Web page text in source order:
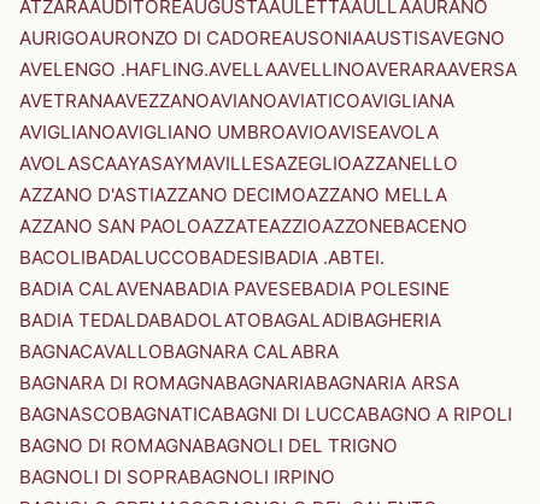
ATZARAAUDITOREAUGUSTAAULETTAAULLAAURANO
AURIGOAURONZO DI CADOREAUSONIAAUSTISAVEGNO
AVELENGO .HAFLING.AVELLAAVELLINOAVERARAAVERSA
AVETRANAAVEZZANOAVIANOAVIATICOAVIGLIANA
AVIGLIANOAVIGLIANO UMBROAVIOAVISEAVOLA
AVOLASCAAYASAYMAVILLESAZEGLIOAZZANELLO
AZZANO D'ASTIAZZANO DECIMOAZZANO MELLA
AZZANO SAN PAOLOAZZATEAZZIOAZZONEBACENO
BACOLIBADALUCCOBADESIBADIA .ABTEI.
BADIA CALAVENABADIA PAVESEBADIA POLESINE
BADIA TEDALDABADOLATOBAGALADIBAGHERIA
BAGNACAVALLOBAGNARA CALABRA
BAGNARA DI ROMAGNABAGNARIABAGNARIA ARSA
BAGNASCOBAGNATICABAGNI DI LUCCABAGNO A RIPOLI
BAGNO DI ROMAGNABAGNOLI DEL TRIGNO
BAGNOLI DI SOPRABAGNOLI IRPINO